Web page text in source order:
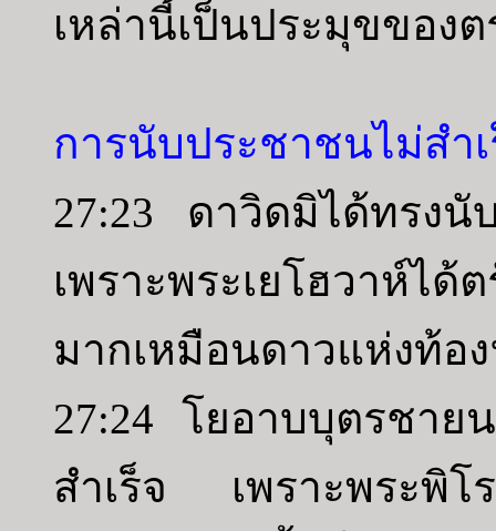
เหล่านี้เป็นประมุขของ
การนับประชาชนไม่สำ
27:23 ดาวิดมิได้ทรงนั
เพราะพระเยโฮวาห์ได้
มากเหมือนดาวแห่งท้อ
27:24 โยอาบบุตรชาย
สำเร็จ เพราะพระพิโร